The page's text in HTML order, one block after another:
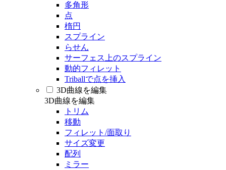
多角形
点
楕円
スプライン
らせん
サーフェス上のスプライン
動的フィレット
Triballで点を挿入
3D曲線を編集
3D曲線を編集
トリム
移動
フィレット/面取り
サイズ変更
配列
ミラー